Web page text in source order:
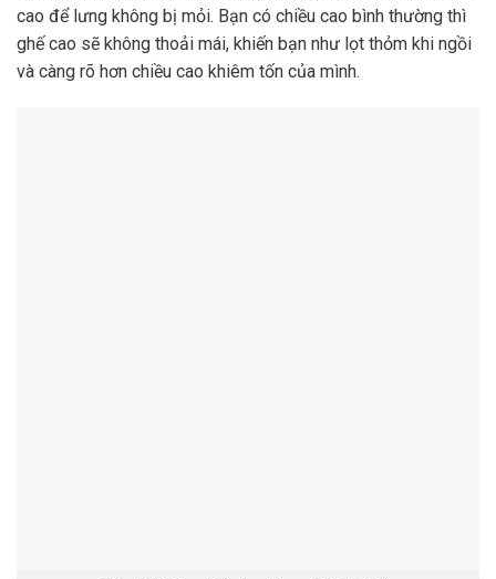
cao để lưng không bị mỏi. Bạn có chiều cao bình thường thì
ghế cao sẽ không thoải mái, khiến bạn như lọt thỏm khi ngồi
và càng rõ hơn chiều cao khiêm tốn của mình.